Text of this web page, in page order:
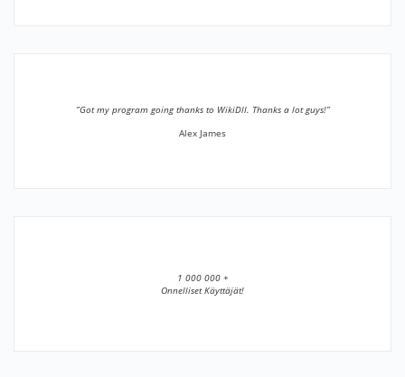
”Got my program going thanks to WikiDll. Thanks a lot guys!”
Alex James
1 000 000 +
Onnelliset Käyttäjät!